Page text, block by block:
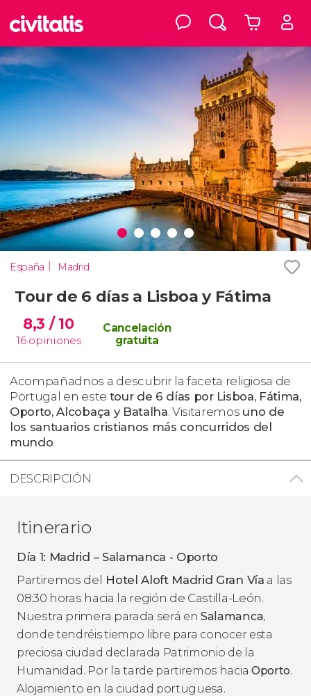
España Madrid
Tour de 6 días a Lisboa y Fátima
8,3 / 10
16 opiniones
Cancelación
gratuita
Acompañadnos a descubrir la faceta religiosa de
Portugal en este tour de 6 días por Lisboa, Fátima,
Oporto, Alcobaça y Batalha. Visitaremos uno de
los santuarios cristianos más concurridos del
mundo.
DESCRIPCIÓN
Itinerario
Día 1: Madrid – Salamanca - Oporto
Partiremos del Hotel Aloft Madrid Gran Vía a las
08:30 horas hacia la región de Castilla-León.
Nuestra primera parada será enSalamanca,
donde tendréis tiempo libre para conocer esta
preciosa ciudad declarada Patrimonio de la
Humanidad. Por la tarde partiremos hacia Oporto.
Alojamiento en la ciudad portuguesa.